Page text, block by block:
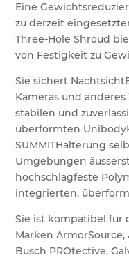
Eine
zu derzeit
Three-Hole Shroud
von Festigkeit zu
Sie sichert
Kameras und
stabilen und
überformten
SUMMITHalterung
Umgebungen
hochschlagfeste
integrierten,
Sie ist kompatibel für
Marken
Busch PROtective,